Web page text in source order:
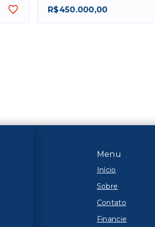
R$450.000,00
Menu
Início
Sobre
Contato
Financie